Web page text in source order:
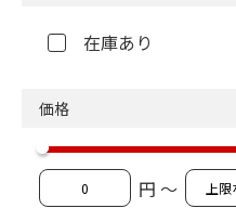
在庫あり
価格
円 ～